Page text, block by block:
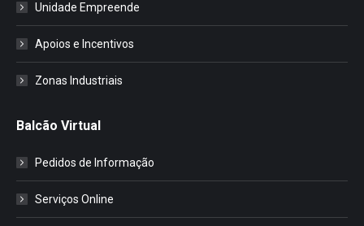
Unidade Empreende
Apoios e Incentivos
Zonas Industriais
Balcão Virtual
Pedidos de Informação
Serviços Online